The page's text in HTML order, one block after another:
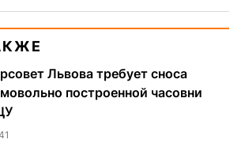
Львова требует сноса
построенной часовни